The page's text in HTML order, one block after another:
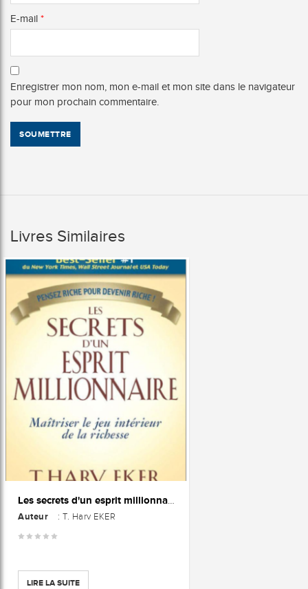
E-mail *
Enregistrer mon nom, mon e-mail et mon site dans le navigateur
pour mon prochain commentaire.
Livres Similaires
Les secrets d'un esprit millionnaire : Passer maître au jeu intérieur de la richesse
Auteur : T. Harv EKER
LIRE LA SUITE